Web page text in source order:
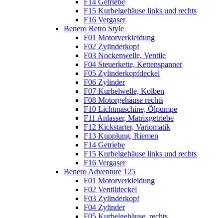
F15 Kurbelgehäuse links und rechts
F16 Vergaser
Benero Retro Style
F01 Motorverkleidung
F02 Zylinderkopf
F03 Nockenwelle, Ventile
F04 Steuerkette, Kettenspanner
F05 Zylinderkopfdeckel
F06 Zylinder
F07 Kurbelwelle, Kolben
F08 Motorgehäuse rechts
F10 Lichtmaschine, Ölpumpe
F11 Anlasser, Matrixgetriebe
F12 Kickstarter, Variomatik
F13 Kupplung, Riemen
F14 Getriebe
F15 Kurbelgehäuse links und rechts
F16 Vergaser
Benero Adventure 125
F01 Motorverkleidung
F02 Ventildeckel
F03 Zylinderkopf
F04 Zylinder
F05 Kurbelgehäuse, rechts